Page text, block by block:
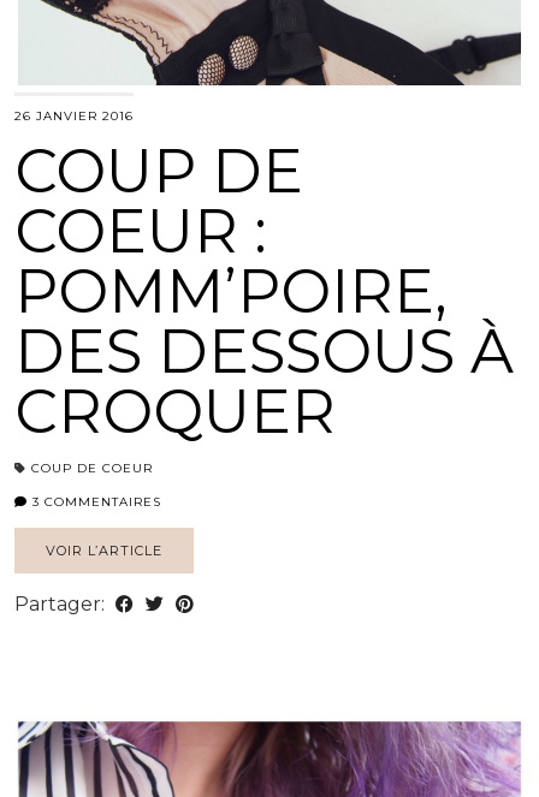
26 JANVIER 2016
COUP DE
COEUR :
POMM’POIRE,
DES DESSOUS À
CROQUER
COUP DE COEUR
3 COMMENTAIRES
VOIR L’ARTICLE
Partager: